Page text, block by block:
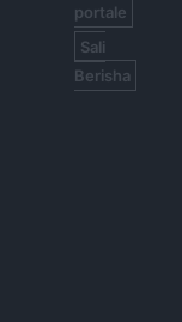
portale
Sali
Berisha